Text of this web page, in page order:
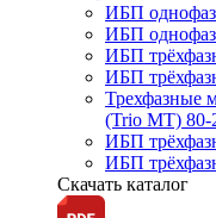
ИБП
ИБП
ИБП
ИБП
Трехфазные
(Trio MT)
ИБП
ИБП
Скачать каталог